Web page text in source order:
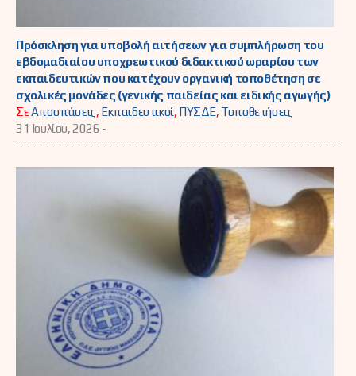
Πρόσκληση για υποβολή αιτήσεων για συμπλήρωση του
εβδομαδιαίου υποχρεωτικού διδακτικού ωραρίου των
εκπαιδευτικών που κατέχουν οργανική τοποθέτηση σε
σχολικές μονάδες (γενικής παιδείας και ειδικής αγωγής)
ΣεΑποσπάσεις, Εκπαιδευτικοί, ΠΥΣΔΕ, Τοποθετήσεις
31 Ιουλίου, 2026 -